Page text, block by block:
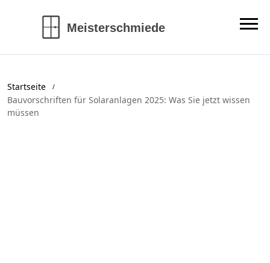
Startseite
Bauvorschriften für Solaranlagen 2025: Was Sie jetzt wissen
müssen